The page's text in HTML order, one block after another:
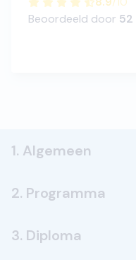
Beoordeeld door 52
1. Algemeen
2. Programma
3. Diploma